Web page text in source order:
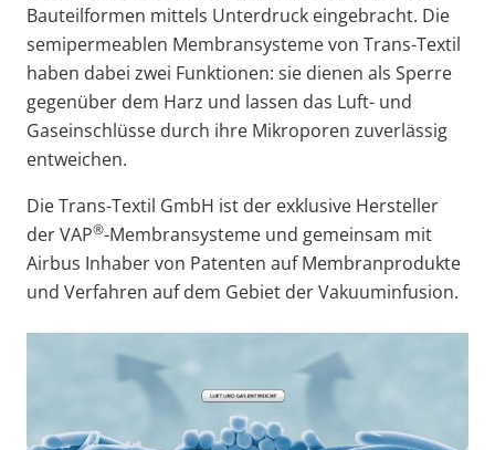
Bauteilformen mittels Unterdruck eingebracht. Die
semipermeablen Membransysteme von Trans-Textil
haben dabei zwei Funktionen: sie dienen als Sperre
gegenüber dem Harz und lassen das Luft- und
Gaseinschlüsse durch ihre Mikroporen zuverlässig
entweichen.
Die Trans-Textil GmbH ist der exklusive Hersteller
der VAP®-Membransysteme und gemeinsam mit
Airbus Inhaber von Patenten auf Membranprodukte
und Verfahren auf dem Gebiet der Vakuuminfusion.